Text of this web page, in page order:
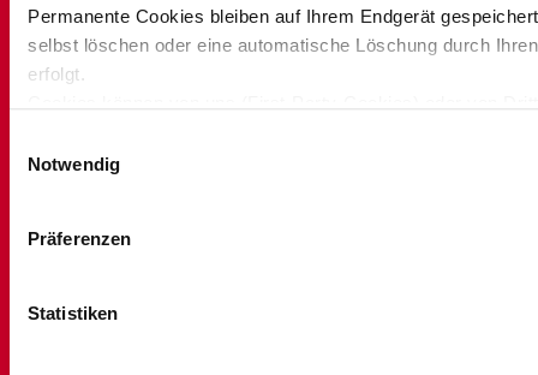
Permanente Cookies bleiben auf Ihrem Endgerät
selbst löschen oder eine automatische Löschung durch
erfolgt.
Einbindung bestimmter Dienstleistungen von
Notwendig
Präferenzen
Statistiken
Frankendamm 7